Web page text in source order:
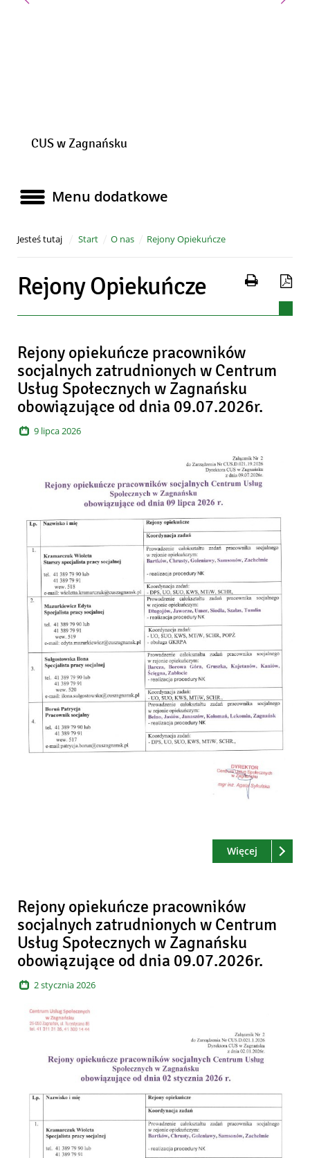
CUS w Zagnańsku
Menu dodatkowe
Menu dodatkowe
Jesteś tutaj Start O nas Rejony Opiekuńcze
Rejony Opiekuńcze
Artykuły
Rejony opiekuńcze pracowników
socjalnych zatrudnionych w Centrum
Usług Społecznych w Zagnańsku
obowiązujące od dnia 09.07.2026r.
9 lipca2026
Czytaj
Więcej o:
Rejony opiekuńcze pracowników
socjalnych zatrudnionych w Centrum
Usług Społecznych w Zagnańsku
obowiązujące od dnia 09.07.2026r.
2stycznia2026